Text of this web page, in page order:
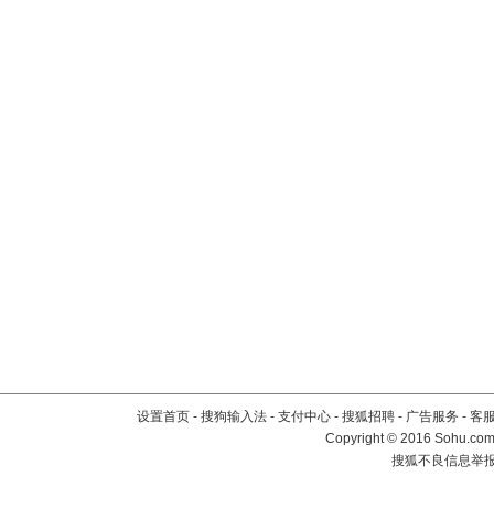
设置首页 - 搜狗输入法 - 支付中心 - 搜狐招聘 - 广告服务 - 客
Copyright©2016
搜狐不良信息举